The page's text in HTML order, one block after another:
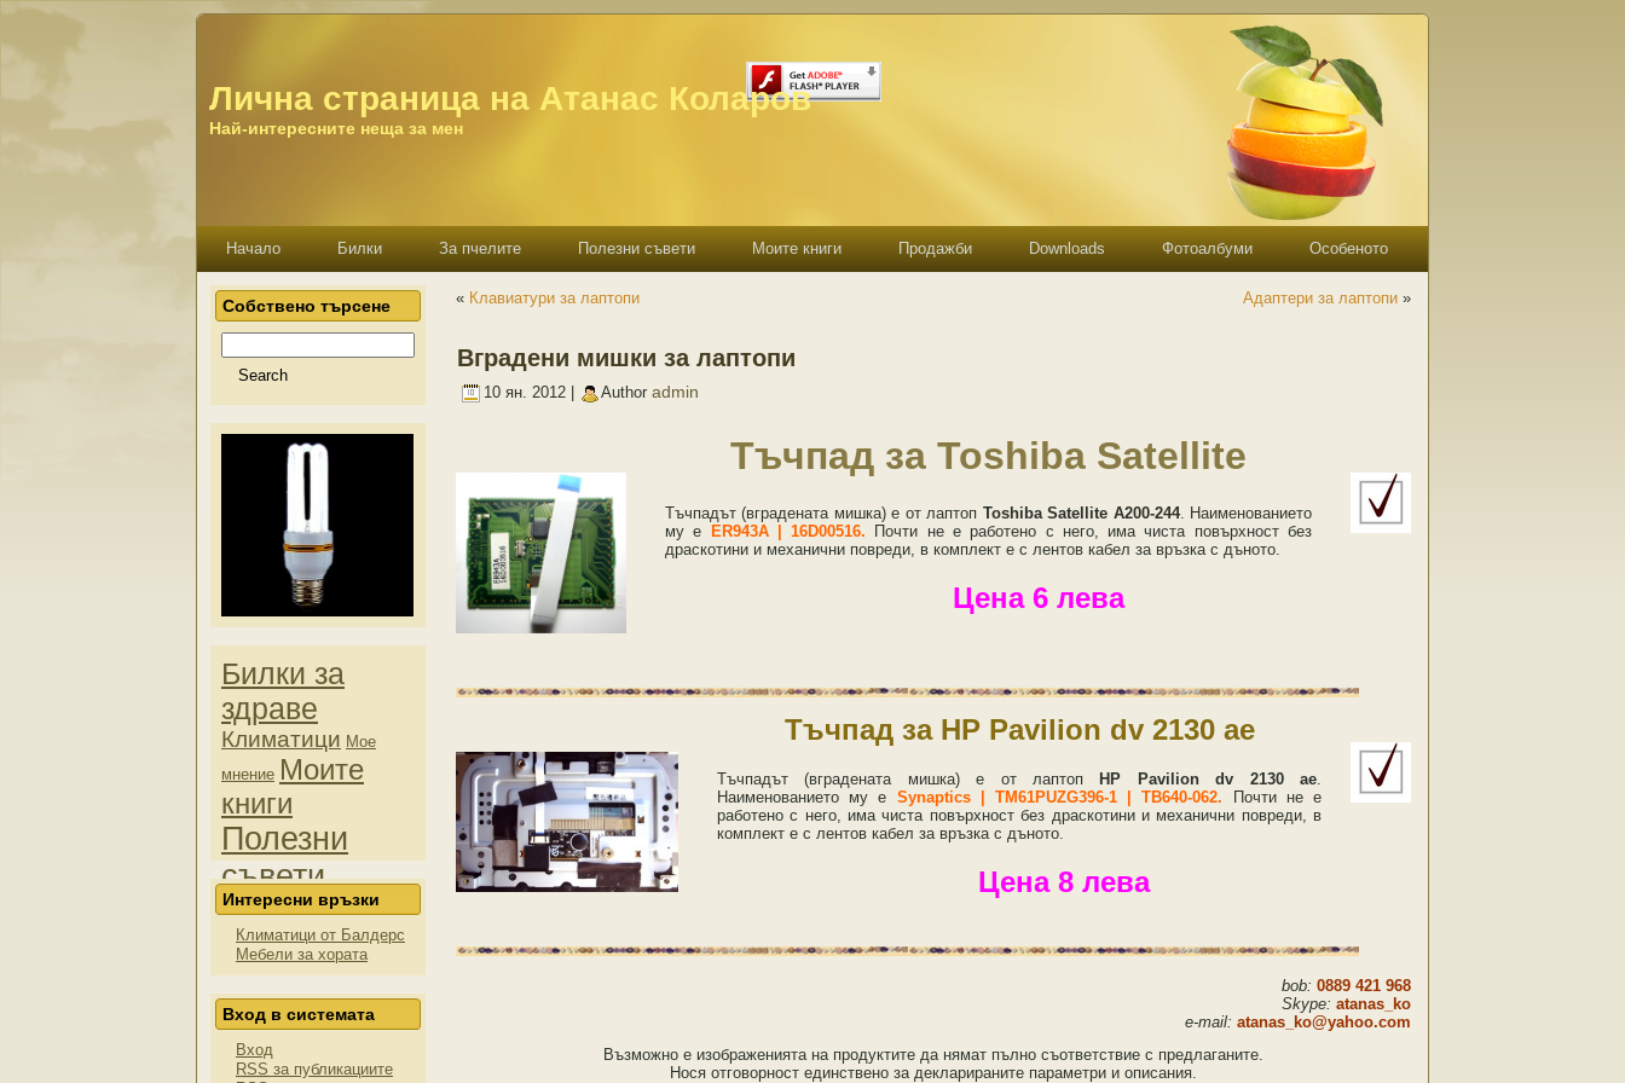
Лична страница на Атанас Коларов
Най-интересните неща за мен
Начало Билки За пчелите Полезни съвети Моите книги Продажби Downloads Фотоалбуми Особеното
Собствено търсене
Билки за
здраве
Климатици Мое
мнение Моите
книги
Полезни
съвети
Продажби Пчели
Снимки
Интересни връзки
Климатици от Балдерс
Мебели за хората
Вход в системата
Вход
RSS за публикациите
« Клавиатури за лаптопи Адаптери за лаптопи »
Вградени мишки за лаптопи
10 ян. 2012 | Author admin
Тъчпад за Toshiba Satellite
Тъчпадът (вградената мишка) е от лаптоп Toshiba Satellite A200-244. Наименованието
му е
ER943A | 16D00516.
Почти не е работено с него, има чиста повърхност без
драскотини и механични повреди, в комплект е с лентов кабел за връзка с дъното.
Цена 6 лева
Тъчпад за HP Pavilion dv 2130 ae
Тъчпадът (вградената мишка) е от лаптоп HP Pavilion dv 2130 ae.
Наименованието му е Synaptics | TM61PUZG396-1 | TB640-062.
Почти не е
работено с него, има чиста повърхност без драскотини и механични повреди, в
комплект е с лентов кабел за връзка с дъното.
Цена 8 лева
bob: 0889 421 968
Skype: atanas_ko
e-mail: atanas_ko@yahoo.com
Възможно е изображенията на продуктите да нямат пълно съответствие с предлаганите.
Нося отговорност единствено за декларираните параметри и описания.